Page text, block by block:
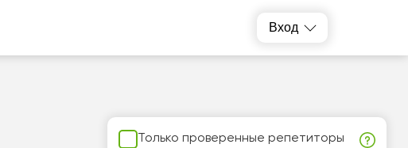
Вход
Только проверенные репетиторы